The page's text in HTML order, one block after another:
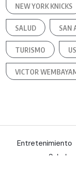
NEW YORK KNICKS
SALUD SAN
TURISMO
VICTOR
Entretenimiento
Salud